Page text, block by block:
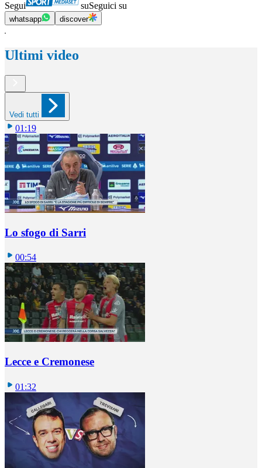
Segui suSeguici su
whatsapp discover
Ultimi video
Vedi tutti
01:19
Lo sfogo di Sarri
00:54
Lecce e Cremonese
01:32